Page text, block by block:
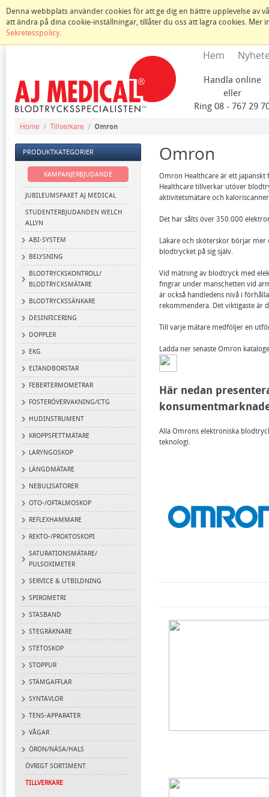
Denna webbplats använder cookies för att ge dig en bättre upplevelse av
att ändra på dina cookie-inställningar, tillåter du oss att lagra cookies.
Sekretesspolicy.
Hem
Handla online
eller
Ring 08 - 767 29
Home / Tillverkare / Omron
PRODUKTKATEGORIER
KAMPANJERBJUDANDE
JUBILEUMSPAKET AJ MEDICAL
STUDENTERBJUDANDEN WELCH
ALLYN
ABI-SYSTEM
BELYSNING
BLODTRYCKSKONTROLL/
BLODTRYCKSMÄTARE
BLODTRYCKSSÄNKARE
DESINFICERING
DOPPLER
EKG
ELTANDBORSTAR
FEBERTERMOMETRAR
FOSTERÖVERVAKNING/CTG
HUDINSTRUMENT
KROPPSFETTMÄTARE
LARYNGOSKOP
LÄNGDMÄTARE
NEBULISATORER
OTO-/OFTALMOSKOP
REFLEXHAMMARE
REKTO-/PROKTOSKOPI
SATURATIONSMÄTARE/
PULSOXIMETER
SERVICE & UTBILDNING
SPIROMETRI
STASBAND
STEGRÄKNARE
STETOSKOP
STOPPUR
STÄMGAFFLAR
SYNTAVLOR
TENS-APPARATER
VÅGAR
ÖRON/NÄSA/HALS
ÖVRIGT SORTIMENT
TILLVERKARE
Omron
Omron Healthcare är ett
Healthcare tillverkar utöver
aktivitetsmätare och
Det har sålts över 350.000
Läkare och sköterskor börjar
blodtrycket på sig själv.
Vid mätning av blodtryck med
fingrar under manschetten vid
är också handledens nivå i
rekommendera. Det viktigaste är
Till varje mätare medföljer en
Ladda ner senaste Omron
Här nedan
Alla Omrons elektroniska
teknologi.